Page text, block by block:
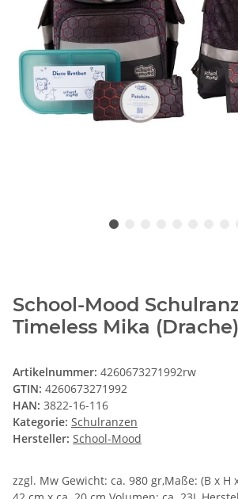
School-Mood
Timeless Mika (Drache)
Artikelnummer: 4260673271992rw
GTIN: 4260673271992
HAN: 3822-16-116
Kategorie: Schulranzen
Hersteller: School-Mood
zzgl. Mw Gewicht: ca. 980 gr,Maße: (B x H